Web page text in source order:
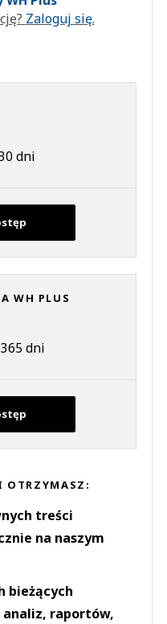
Zaloguj się.
dni
WH PLUS
dni
OTRZYMASZ:
treści
na naszym
bieżących
analiz, raportów,